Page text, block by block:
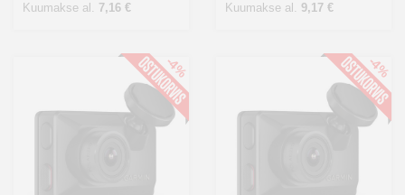
Kuumakse al. 7,16 €
Kuumakse al. 9,17 €
-4% -4%